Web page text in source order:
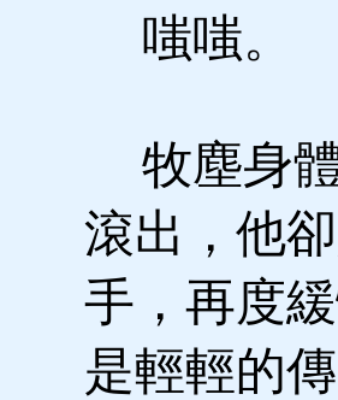
嗤嗤。
牧塵身體
滾出，他
手，再度
是輕輕的傳